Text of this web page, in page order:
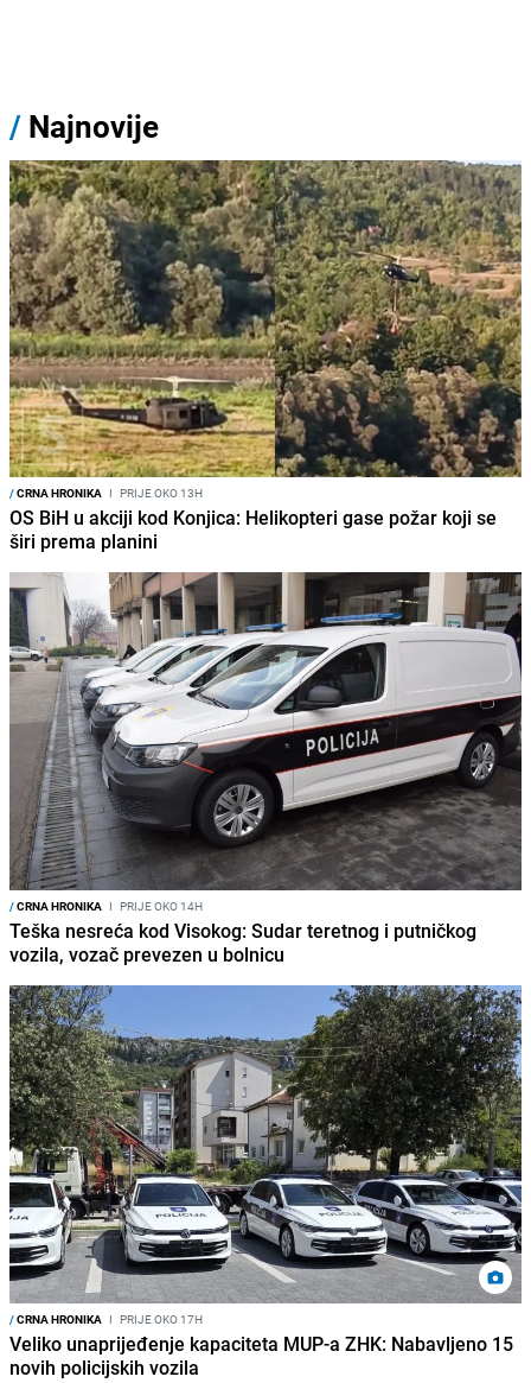
/ Najnovije
/CRNA HRONIKA I PRIJE OKO 13H
OS BiH u akciji kod Konjica: Helikopteri gase požar koji se
širi prema planini
/CRNA HRONIKA I PRIJE OKO 14H
Teška nesreća kod Visokog: Sudar teretnog i putničkog
vozila, vozač prevezen u bolnicu
/CRNA HRONIKA I PRIJE OKO 17H
Veliko unaprijeđenje kapaciteta MUP-a ZHK: Nabavljeno 15
novih policijskih vozila